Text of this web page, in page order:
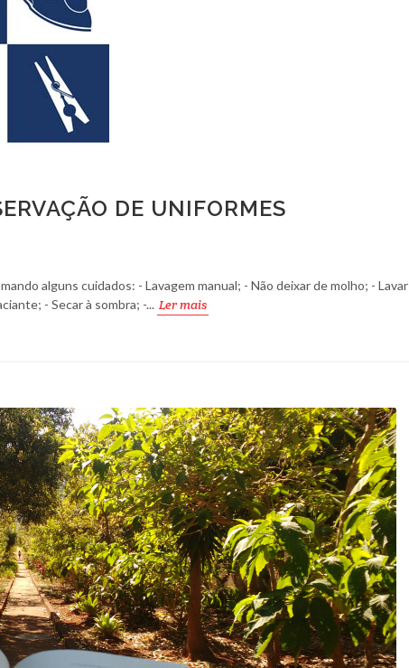
DE UNIFORMES
alguns cuidados: - Lavagem manual; - Não deixar de molho; - Lavar
- Secar à sombra; -... Ler mais